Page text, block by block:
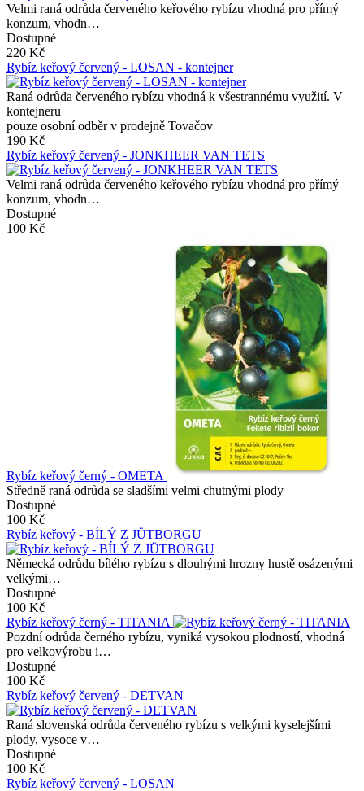
Velmi raná odrůda červeného keřového rybízu vhodná pro přímý
konzum, vhodn…
Dostupné
220 Kč
Rybíz keřový červený - LOSAN - kontejner
Raná odrůda červeného rybízu vhodná k všestrannému využití. V
kontejneru
pouze osobní odběr v prodejně Tovačov
190 Kč
Rybíz keřový červený - JONKHEER VAN TETS
Velmi raná odrůda červeného keřového rybízu vhodná pro přímý
konzum, vhodn…
Dostupné
100 Kč
Rybíz keřový černý - OMETA
Středně raná odrůda se sladšími velmi chutnými plody
Dostupné
100 Kč
Rybíz keřový - BÍLÝ Z JÜTBORGU
Německá odrůdu bílého rybízu s dlouhými hrozny hustě osázenými
velkými…
Dostupné
100 Kč
Rybíz keřový černý - TITANIA
Pozdní odrůda černého rybízu, vyniká vysokou plodností, vhodná
pro velkovýrobu i…
Dostupné
100 Kč
Rybíz keřový červený - DETVAN
Raná slovenská odrůda červeného rybízu s velkými kyselejšími
plody, vysoce v…
Dostupné
100 Kč
Rybíz keřový červený - LOSAN